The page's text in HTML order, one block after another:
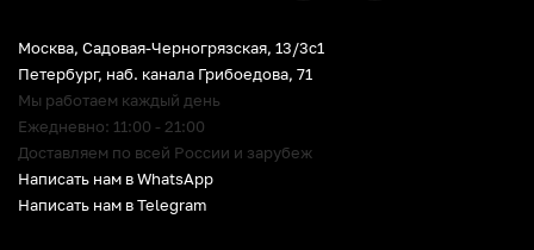
Москва, Садовая-Черногрязская, 13/3c1
Петербург, наб. канала Грибоедова, 71
Мы работаем каждый день
Ежедневно: 11:00 - 21:00
Доставляем по всей России и зарубеж
Написать нам в WhatsApp
Написать нам в Telegram